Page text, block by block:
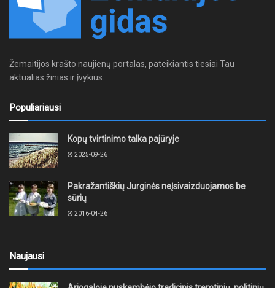
Žemaitijos krašto naujienų portalas, pateikiantis tiesiai Tau
aktualias žinias ir įvykius.
Populiariausi
Kopų tvirtinimo talka pajūryje
2025-09-26
Pakražantiškių Jurginės neįsivaizduojamos be
sūrių
2016-04-26
Naujausi